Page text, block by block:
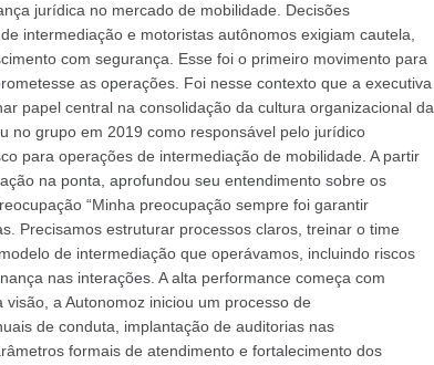
jurídica no mercado de mobilidade. Decisões
intermediação e motoristas autônomos exigiam cautela,
com segurança. Esse foi o primeiro movimento para
as operações. Foi nesse contexto que a executiva
papel central na consolidação da cultura organizacional da
no grupo em 2019 como responsável pelo jurídico
para operações de intermediação de mobilidade. A partir
na ponta, aprofundou seu entendimento sobre os
“Minha preocupação sempre foi garantir
Precisamos estruturar processos claros, treinar o time
de intermediação que operávamos, incluindo riscos
nas interações. A alta performance começa com
a Autonomoz iniciou um processo de
de conduta, implantação de auditorias nas
formais de atendimento e fortalecimento dos